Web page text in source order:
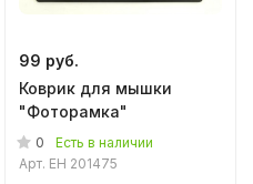
99 руб.
Коврик для мышки
"Фоторамка"
0
Есть в наличии
Арт. EH 201475